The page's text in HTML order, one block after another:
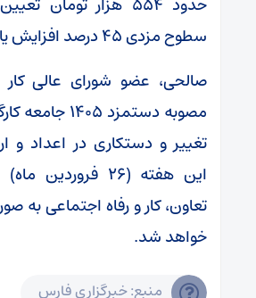
سطوح مزدی ۴۵ درصد افزایش یافته است.
صالحی، عضو شورای عالی
مصوبه دستمزد
تغییر و دستکاری در اعداد و
این هفته (۲۶
تعاون، کار و رفاه اجتماعی به
خواهد شد.
منبع: خبرگزاری فارس